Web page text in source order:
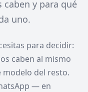
caben y para qué
uno.
para decidir:
caben al mismo
modelo del resto.
— en